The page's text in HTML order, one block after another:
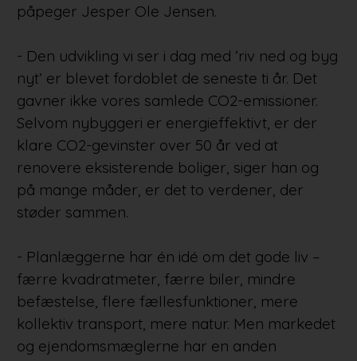
påpeger Jesper Ole Jensen.
- Den udvikling vi ser i dag med ’riv ned og byg
nyt’ er blevet fordoblet de seneste ti år. Det
gavner ikke vores samlede CO2-emissioner.
Selvom nybyggeri er energieffektivt, er der
klare CO2-gevinster over 50 år ved at
renovere eksisterende boliger, siger han og
på mange måder, er det to verdener, der
støder sammen.
- Planlæggerne har én idé om det gode liv –
færre kvadratmeter, færre biler, mindre
befæstelse, flere fællesfunktioner, mere
kollektiv transport, mere natur. Men markedet
og ejendomsmæglerne har en anden